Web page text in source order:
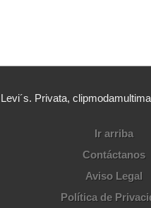
Privata,
Ir arriba
Contáctanos
Aviso Legal
Política de